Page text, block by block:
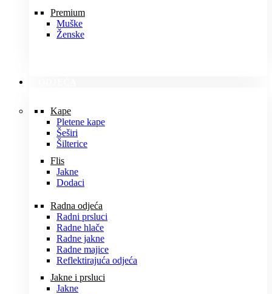
Premium
Muške
Ženske
Kape
Pletene kape
Šeširi
Šilterice
Flis
Jakne
Dodaci
Radna odjeća
Radni prsluci
Radne hlače
Radne jakne
Radne majice
Reflektirajuća odjeća
Jakne i prsluci
Jakne